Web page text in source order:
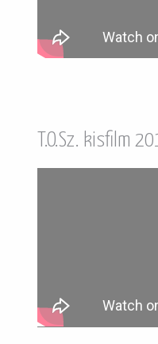
T.O.Sz. kisfilm